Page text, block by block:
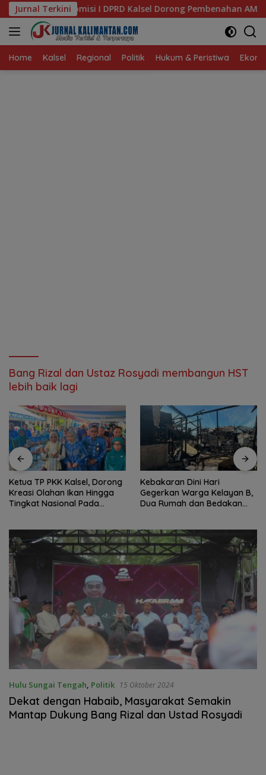
Langsung
ke
konten
Jurnal Terkini
Kalsel Dorong Pembenahan AMKS Hasanuddin
Home Kalsel Regional Politik Hukum & Peristiwa
Bang Rizal dan Ustaz Rosyadi membangun HST
lebih baik lagi
Ketua TP PKK Kalsel, Dorong
Kreasi Olahan Ikan Hingga
Tingkat Nasional Pada
Kebakaran Dini Hari
Gegerkan Warga Kelayan B,
Dua Rumah dan Bedakan
Hulu Sungai Tengah, Politik 15 Oktober 2024
Dekat dengan Habaib, Masyarakat Semakin
Mantap Dukung Bang Rizal dan Ustad Rosyadi